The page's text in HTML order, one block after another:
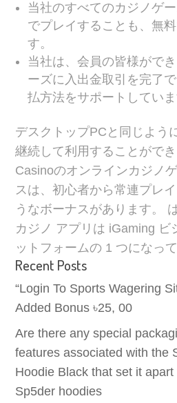
当社のすべてのカジノゲ
でプレイすることも、無
す。
当社は、会員の皆様がで
ーズに入出金取引を完了
払方法をサポートしていま
デスクトップPCと同じよう
継続して利用することがで
Casinoのオンラインカジノ
スは、初心者から常連プレ
うなボーナスがあります。
カジノ アプリは iGaming ビ
ットフォームの 1 つになっ
Recent Posts
“Login To Sports Wagering
Added Bonus ৳25, 00
Are there any special
features associated with the
Hoodie Black that set it
Sp5der hoodies